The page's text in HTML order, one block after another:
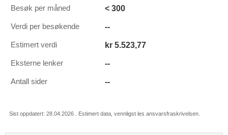
Besøk per måned < 300
Verdi per besøkende --
Estimert verdi kr 5.523,77
Eksterne lenker --
Antall sider --
Sist oppdatert: 28.04.2026 . Estimert data, vennligst les ansvarsfraskrivelsen.